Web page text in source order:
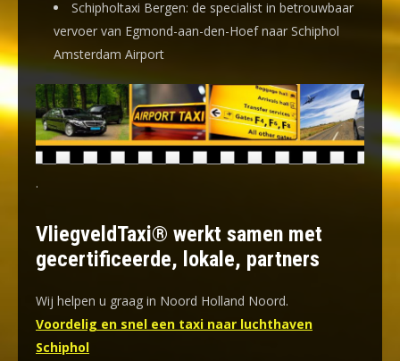
Schipholtaxi Bergen: de specialist in betrouwbaar
vervoer van Egmond-aan-den-Hoef naar Schiphol
Amsterdam Airport
.
VliegveldTaxi® werkt samen met
gecertificeerde, lokale, partners
Wij helpen u graag in Noord Holland Noord.
Voordelig en snel een taxi naar luchthaven
Schiphol